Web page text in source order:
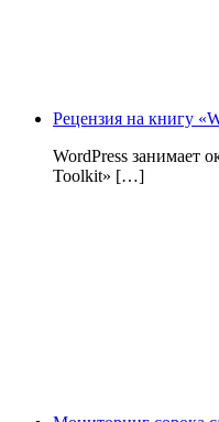
Рецензия на книгу
WordPress занимает
Toolkit» […]